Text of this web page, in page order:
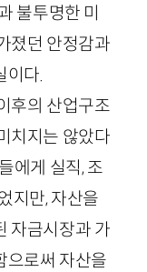
불투명한 미
졌던 안정감과
이다.
후의 산업구조
치지는 않았다
에게 실직, 조
지만, 자산을
자금시장과 가
으로써 자산을